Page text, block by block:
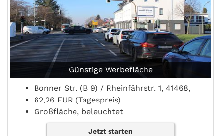
Günstige Werbefläche
Bonner Str. (B 9) / Rheinfährstr. 1, 41468,
62,26 EUR (Tagespreis)
Großfläche, beleuchtet
Jetzt starten